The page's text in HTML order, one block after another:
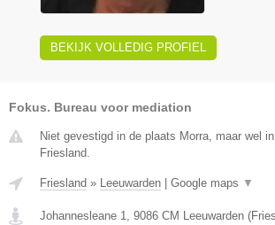
BEKIJK VOLLEDIG PROFIEL
Fokus. Bureau voor mediation
Niet gevestigd in de plaats Morra, maar wel
Friesland.
Friesland » Leeuwarden Google maps ▼
Johannesleane 1, 9086 CM Leeuwarden (